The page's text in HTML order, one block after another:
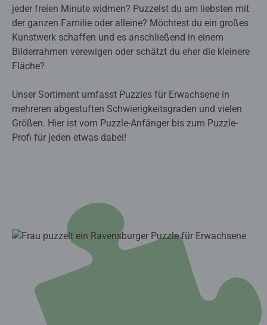
jeder freien Minute widmen? Puzzelst du am liebsten mit
der ganzen Familie oder alleine? Möchtest du ein großes
Kunstwerk schaffen und es anschließend in einem
Bilderrahmen verewigen oder schätzt du eher die kleinere
Fläche?
Unser Sortiment umfasst Puzzles für Erwachsene in
mehreren abgestuften Schwierigkeitsgraden und vielen
Größen. Hier ist vom Puzzle-Anfänger bis zum Puzzle-
Profi für jeden etwas dabei!